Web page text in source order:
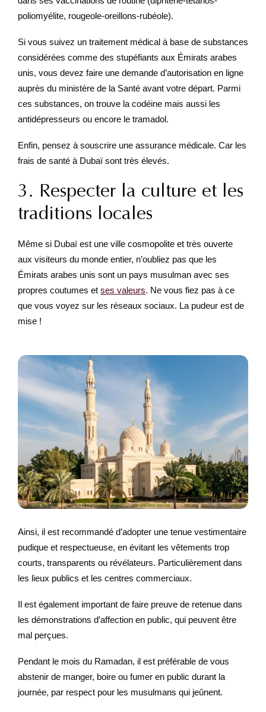
poliomyélite, rougeole-oreillons-rubéole).
Si vous suivez un traitement médical à base de substances
considérées comme des stupéfiants aux Émirats arabes
unis, vous devez faire une demande d’autorisation en ligne
auprès du ministère de la Santé avant votre départ. Parmi
ces substances, on trouve la codéine mais aussi les
antidépresseurs ou encore le tramadol.
Enfin, pensez à souscrire une assurance médicale. Car les
frais de santé à Dubaï sont très élevés.
3. Respecter la culture et les
traditions locales
Même si Dubaï est une ville cosmopolite et très ouverte
aux visiteurs du monde entier, n’oubliez pas que les
Émirats arabes unis sont un pays musulman avec ses
propres coutumes et ses valeurs. Ne vous fiez pas à ce
que vous voyez sur les réseaux sociaux. La pudeur est de
mise !
Ainsi, il est recommandé d’adopter une tenue vestimentaire
pudique et respectueuse, en évitant les vêtements trop
courts, transparents ou révélateurs. Particulièrement dans
les lieux publics et les centres commerciaux.
Il est également important de faire preuve de retenue dans
les démonstrations d’affection en public, qui peuvent être
mal perçues.
Pendant le mois du Ramadan, il est préférable de vous
abstenir de manger, boire ou fumer en public durant la
journée, par respect pour les musulmans qui jeûnent.